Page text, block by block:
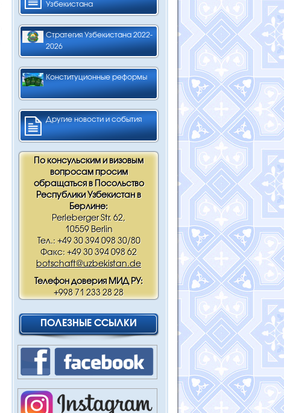
Узбекистана
Стратегия Узбекистана 2022-
2026
Конституционные реформы
Другие новости и события
По консульским и визовым
вопросам просим
обращаться в Посольство
Республики Узбекистан в
Берлине:
Perleberger Str. 62,
10559 Berlin
Тел.: +49 30 394 098 30/80
Факс: +49 30 394 098 62
botschaft@uzbekistan.de
Телефон доверия МИД РУ:
+998 71 233 28 28
ПОЛЕЗНЫЕ ССЫЛКИ